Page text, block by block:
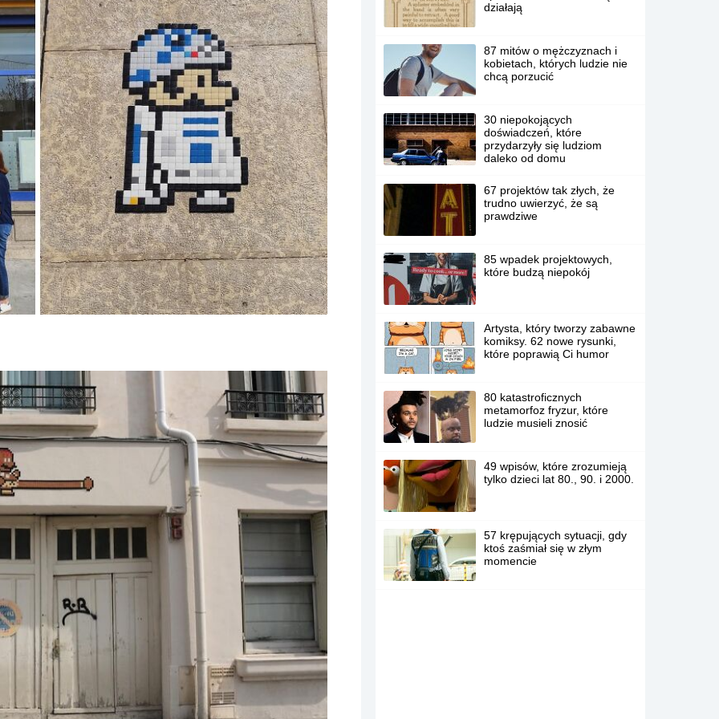
działają
87 mitów o mężczyznach i
kobietach, których ludzie nie
chcą porzucić
30 niepokojących
doświadczeń, które
przydarzyły się ludziom
daleko od domu
67 projektów tak złych, że
trudno uwierzyć, że są
prawdziwe
85 wpadek projektowych,
które budzą niepokój
Artysta, który tworzy zabawne
komiksy. 62 nowe rysunki,
które poprawią Ci humor
80 katastroficznych
metamorfoz fryzur, które
ludzie musieli znosić
49 wpisów, które zrozumieją
tylko dzieci lat 80., 90. i 2000.
57 krępujących sytuacji, gdy
ktoś zaśmiał się w złym
momencie